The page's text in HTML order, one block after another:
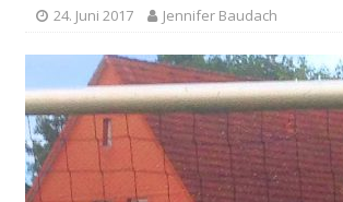
24. Juni 2017 Jennifer Baudach